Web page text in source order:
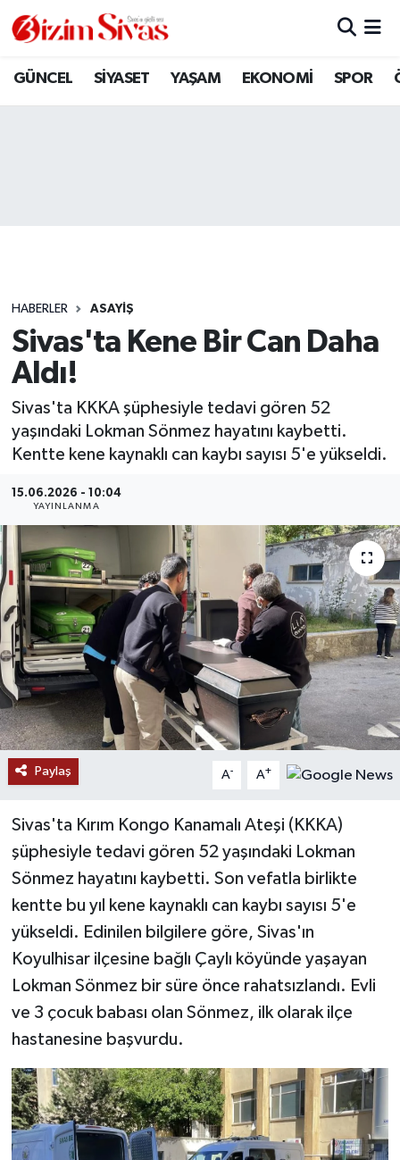
GÜNCEL SİYASET YAŞAM EKONOMİ SPOR
HABERLER ASAYİŞ
Sivas'ta Kene Bir Can Daha
Aldı!
Sivas'ta KKKA şüphesiyle tedavi gören 52
yaşındaki Lokman Sönmez hayatını kaybetti.
Kentte kene kaynaklı can kaybı sayısı 5'e yükseldi.
15.06.2026 - 10:04
YAYINLANMA
Paylaş A- A+
Sivas'ta Kırım Kongo Kanamalı Ateşi (KKKA)
şüphesiyle tedavi gören 52 yaşındaki Lokman
Sönmez hayatını kaybetti. Son vefatla birlikte
kentte bu yıl kene kaynaklı can kaybı sayısı 5'e
yükseldi. Edinilen bilgilere göre, Sivas'ın
Koyulhisar ilçesine bağlı Çaylı köyünde yaşayan
Lokman Sönmez bir süre önce rahatsızlandı. Evli
ve 3 çocuk babası olan Sönmez, ilk olarak ilçe
hastanesine başvurdu.
ARAMIZDAN AYRILANLAR
GÜNCEL
KÜLTÜR
MAGAZİN
RESMİ İLANLAR
SAĞLIK
SİYASET
SOSYAL YARDIMLAR
SPONSORLU YAZI
SPOR
YAŞAM
Sivas Nöbetçi Eczaneler
Son Dakika Haberleri
Haber Arşivi